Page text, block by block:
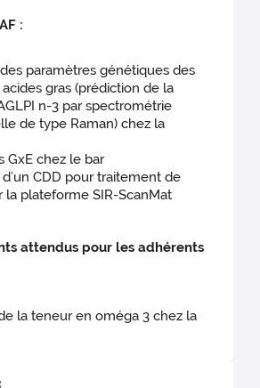
:
paramètres génétiques des
gras (prédiction de la
n-3 par spectrométrie
de type Raman) chez la
GxE chez le bar
CDD pour traitement de
la plateforme SIR-ScanMat
attendus pour les adhérents
la teneur en oméga 3 chez la